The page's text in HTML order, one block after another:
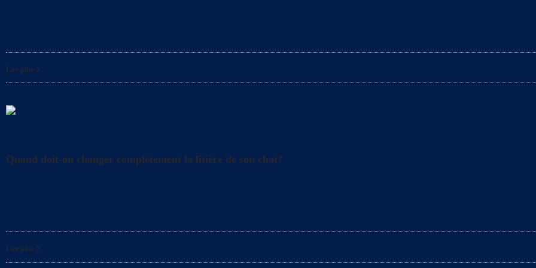
Lire plus
Quand doit-on changer complètement la litière de son chat?
Lire plus